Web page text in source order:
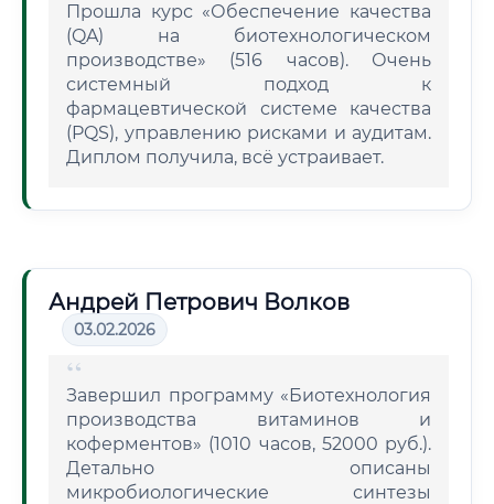
Прошла курс «Обеспечение качества
(QA) на биотехнологическом
производстве» (516 часов). Очень
системный подход к
фармацевтической системе качества
(PQS), управлению рисками и аудитам.
Диплом получила, всё устраивает.
Андрей Петрович Волков
03.02.2026
Завершил программу «Биотехнология
производства витаминов и
коферментов» (1010 часов, 52000 руб.).
Детально описаны
микробиологические синтезы